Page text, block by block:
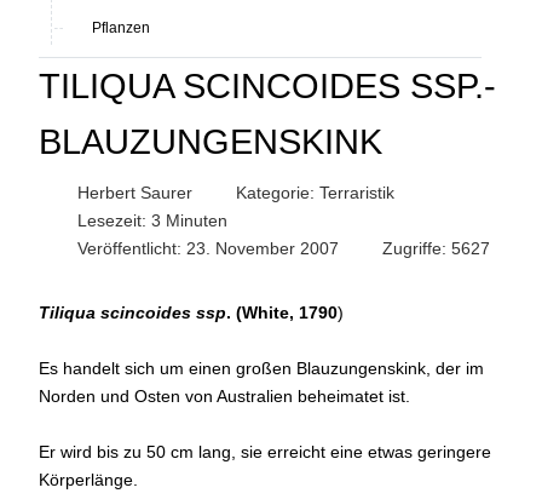
Pflanzen
TILIQUA SCINCOIDES SSP.-
BLAUZUNGENSKINK
Herbert Saurer Kategorie: Terraristik
Lesezeit: 3 Minuten
Veröffentlicht: 23. November 2007
Zugriffe: 5627
Tiliqua scincoides ssp. (White, 1790)
Es handelt sich um einen großen Blauzungenskink, der im
Norden und Osten von Australien beheimatet ist.
Er wird bis zu 50 cm lang, sie erreicht eine etwas geringere
Körperlänge.